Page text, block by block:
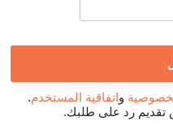
واتفاقية المستخدم.
تقديم رد على طلبك.